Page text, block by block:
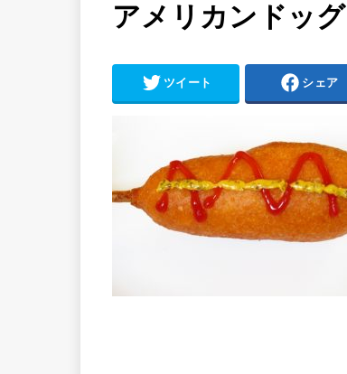
アメリカンドッグ
ツイート シェア